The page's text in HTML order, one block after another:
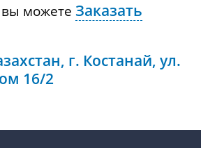
вы можете Заказать
г. Костанай, ул.
16/2